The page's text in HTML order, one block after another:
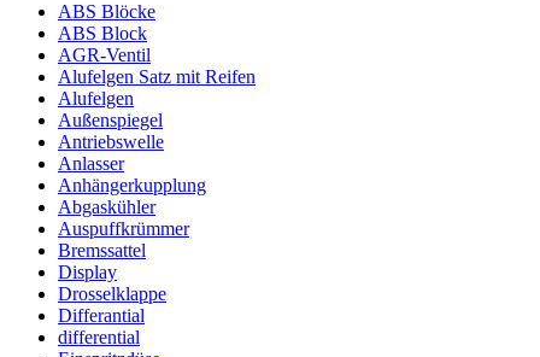
ABS Blöcke
ABS Block
AGR-Ventil
Alufelgen Satz mit Reifen
Alufelgen
Außenspiegel
Antriebswelle
Anlasser
Anhängerkupplung
Abgaskühler
Auspuffkrümmer
Bremssattel
Display
Drosselklappe
Differantial
differential